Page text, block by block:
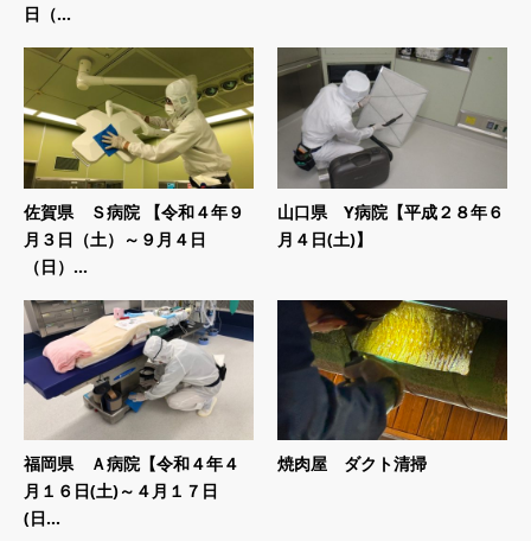
日（...
佐賀県 Ｓ病院 【令和４年９
月３日（土）～９月４日
（日）...
山口県 Y病院【平成２８年６
月４日(土)】
福岡県 Ａ病院【令和４年４
月１６日(土)～４月１７日
(日...
焼肉屋 ダクト清掃